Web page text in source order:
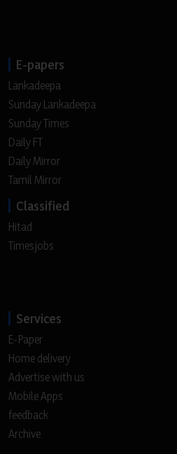
E-papers
Lankadeepa
Sunday Lankadeepa
Sunday Times
Daily FT
Daily Mirror
Tamil Mirror
Classified
Hitad
Timesjobs
Services
E-Paper
Home delivery
Advertise with us
Mobile Apps
feedback
Archive